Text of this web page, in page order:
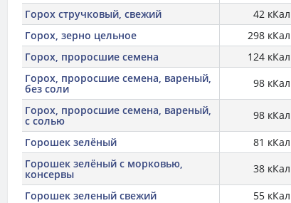
Горох стручковый, свежий
42 кКал
Горох, зерно цельное
298 кКал
Горох, проросшие семена
124 кКал
Горох, проросшие семена, вареный,
без соли 98 кКал
Горох, проросшие семена, вареный,
с солью 98 кКал
Горошек зелёный
81 кКал
Горошек зелёный с морковью,
консервы 38 кКал
Горошек зеленый свежий
55 кКал